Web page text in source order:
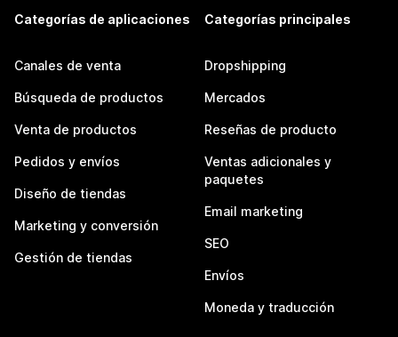
Categorías de aplicaciones
Canales de venta
Búsqueda de productos
Venta de productos
Pedidos y envíos
Diseño de tiendas
Marketing y conversión
Gestión de tiendas
Categorías principales
Dropshipping
Mercados
Reseñas de producto
Ventas adicionales y
paquetes
Email marketing
SEO
Envíos
Moneda y traducción